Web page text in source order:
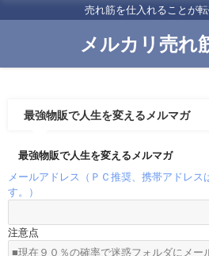
売れ筋を仕入れることが
メルカリ売れ
最強物販で人生を変えるメルマガ
最強物販で人生を変えるメルマガ
メールアドレス（ＰＣ推奨、携帯アドレ
す。）
注意点